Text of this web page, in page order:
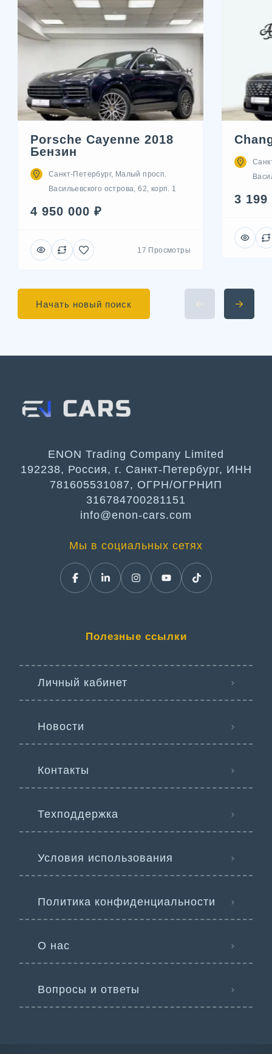
Porsche Cayenne 2018
Бензин
Санкт-Петербург, Малый просп.
Васильевского острова, 62, корп. 1
4 950 000 ₽
17 Просмотры
3 199
Начать новый поиск
ENON Trading Company Limited
192238, Россия, г. Санкт-Петербург, ИНН
781605531087, ОГРН/ОГРНИП
316784700281151
info@enon-cars.com
Мы в социальных сетях
Полезные ссылки
Личный кабинет
Новости
Контакты
Техподдержка
Условия использования
Политика конфиденциальности
О нас
Вопросы и ответы